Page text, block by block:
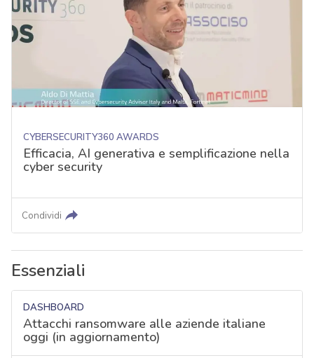
CYBERSECURITY360 AWARDS
Efficacia, AI generativa e semplificazione nella
cyber security
Condividi
Essenziali
DASHBOARD
Attacchi ransomware alle aziende italiane
oggi (in aggiornamento)